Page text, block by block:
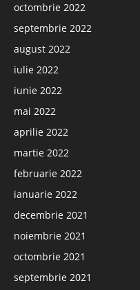
octombrie 2022
septembrie 2022
august 2022
iulie 2022
iunie 2022
mai 2022
aprilie 2022
martie 2022
februarie 2022
ianuarie 2022
decembrie 2021
noiembrie 2021
octombrie 2021
septembrie 2021